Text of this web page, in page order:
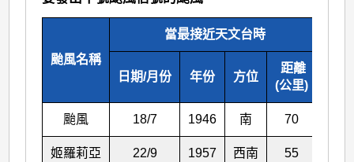
颱風名稱
當最接近天文台時
日期/月份 年份 方位
距離
(公里)
颱風 18/7 1946 南 70
姬羅莉亞 22/9 1957 西南 55